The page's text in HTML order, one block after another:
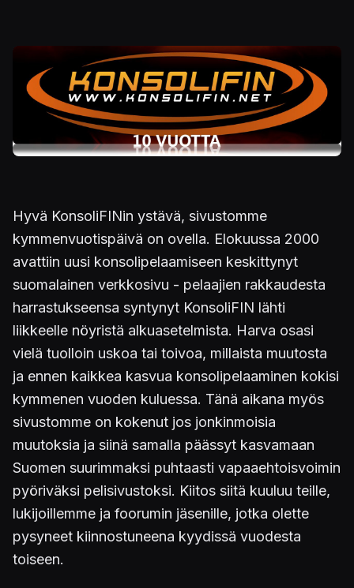
Hyvä KonsoliFINin ystävä, sivustomme
kymmenvuotispäivä on ovella. Elokuussa 2000
avattiin uusi konsolipelaamiseen keskittynyt
suomalainen verkkosivu - pelaajien rakkaudesta
harrastukseensa syntynyt KonsoliFIN lähti
liikkeelle nöyristä alkuasetelmista. Harva osasi
vielä tuolloin uskoa tai toivoa, millaista muutosta
ja ennen kaikkea kasvua konsolipelaaminen kokisi
kymmenen vuoden kuluessa. Tänä aikana myös
sivustomme on kokenut jos jonkinmoisia
muutoksia ja siinä samalla päässyt kasvamaan
Suomen suurimmaksi puhtaasti vapaaehtoisvoimin
pyöriväksi pelisivustoksi. Kiitos siitä kuuluu teille,
lukijoillemme ja foorumin jäsenille, jotka olette
pysyneet kiinnostuneena kyydissä vuodesta
toiseen.